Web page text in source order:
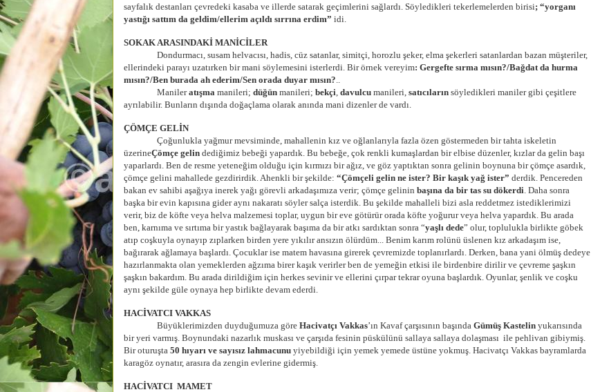
sayfalık destanları çevredeki kasaba ve illerde satarak geçimlerini sağlardı. Söyledikleri tekerlemelerden birisi; “yorganı
yastığı sattım da geldim/ellerim açıldı sırrına erdim” idi.
SOKAK ARASINDAKİ MANİCİLER
Dondurmacı, susam helvacısı, hadis, cüz satanlar, simitçi, horozlu şeker, elma şekerleri satanlardan bazan müşteriler,
ellerindeki parayı uzatırken bir mani söylemesini isterlerdi. Bir örnek vereyim: Gergefte sırma mısın?/Bağdat da hurma
mısın?/Ben burada ah ederim/Sen orada duyar mısın?
Manileratışma manileri; düğün manileri; bekçi davulcu manileri, satıcıların söyledikleri maniler gibi çeşitlere
ayrılabilir. Bunların dışında doğaçlama olarak anında mani dizenler de vardı.
ÇÖMÇE GELİN
Çoğunlukla yağmur mevsiminde, mahallenin kız ve oğlanlarıyla fazla özen göstermeden bir tahta iskeletin
üzerineÇömçe gelin dediğimiz bebeği yapardık. Bu bebeğe, çok renkli kumaşlardan bir elbise düzenler, kızlar da gelin başı
yaparlardı. Ben de resme yeteneğim olduğu için kırmızı bir ağız, ve göz yaptıktan sonra gelinin boynuna bir çömçe asardık,
çömçe gelini mahallede gezdirirdik. Ahenkli bir şekilde: “Çömçeli gelin ne ister? Bir kaşık yağ ister” derdik. Pencereden
bakan ev sahibi aşağıya inerek yağı görevli arkadaşımıza verir; çömçe gelinin başına da bir tas su dökerdi . Daha sonra
başka bir evin kapısına gider aynı nakaratı söyler salça isterdik. Bu şekilde mahalleli bizi asla reddetmez istediklerimizi
verir, biz de köfte veya helva malzemesi toplar, uygun bir eve götürür orada köfte yoğurur veya helva yapardık. Bu arada
ben, karnıma ve sırtıma bir yastık bağlayarak başıma da bir atkı sardıktan sonra “yaşlı dede” olur, toplulukla birlikte göbek
atıp coşkuyla oynayıp zıplarken birden yere yıkılır ansızın ölürdüm... Benim karım rolünü üslenen kız arkadaşım ise,
bağırarak ağlamaya başlardı. Çocuklar ise matem havasına girerek çevremizde toplanırlardı. Derken, bana yani ölmüş dedeye
hazırlanmakta olan yemeklerden ağzıma birer kaşık verirler ben de yemeğin etkisi ile birdenbire dirilir ve çevreme şaşkın
şaşkın bakardım. Bu arada dirildiğim için herkes sevinir ve ellerini çırpar tekrar oyuna başlardık. Oyunlar, şenlik ve coşku
aynı şekilde güle oynaya hep birlikte devam ederdi.
HACİVATCI VAKKAS
Büyüklerimizden duyduğumuza göre Hacivatçı Vakkas’ın Kavaf çarşısının başında Gümüş Kastelin yukarısında
bir yeri varmış. Boynundaki nazarlık muskası ve çarşıda fesinin püskülünü sallaya sallaya dolaşması ile pehlivan gibiymiş.
Bir oturuşta 50 hıyarı ve sayısız lahmacunu yiyebildiği için yemek yemede üstüne yokmuş. Hacivatçı Vakkas bayramlarda
karagöz oynatır, arasıra da zengin evlerine gidermiş.
HACİVATCI MAMET